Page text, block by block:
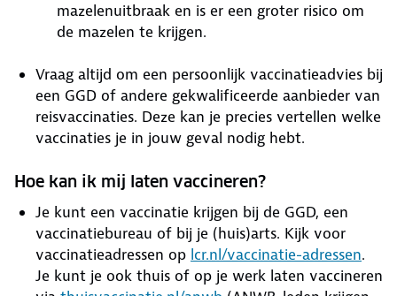
mazelenuitbraak en is er een groter risico om
de mazelen te krijgen.
Vraag altijd om een persoonlijk vaccinatieadvies bij
een GGD of andere gekwalificeerde aanbieder van
reisvaccinaties. Deze kan je precies vertellen welke
vaccinaties je in jouw geval nodig hebt.
Hoe kan ik mij laten vaccineren?
Je kunt een vaccinatie krijgen bij de GGD, een
vaccinatiebureau of bij je (huis)arts. Kijk voor
vaccinatieadressen op lcr.nl/vaccinatie-adressen.
Je kunt je ook thuis of op je werk laten vaccineren